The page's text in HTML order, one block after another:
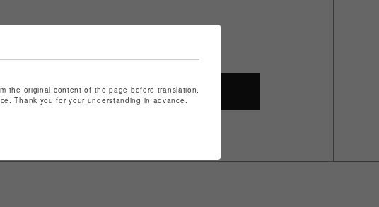
SHOP TOP
the original content of the page before translation.
Thank you for your understanding in advance.